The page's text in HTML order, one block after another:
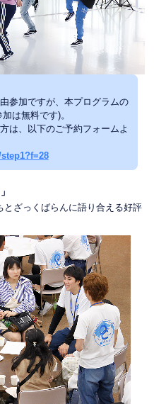
参加ですが、本プログラムの
は無料です)。
は、以下のご予約フォームよ
ざっくばらんに語り合える好評